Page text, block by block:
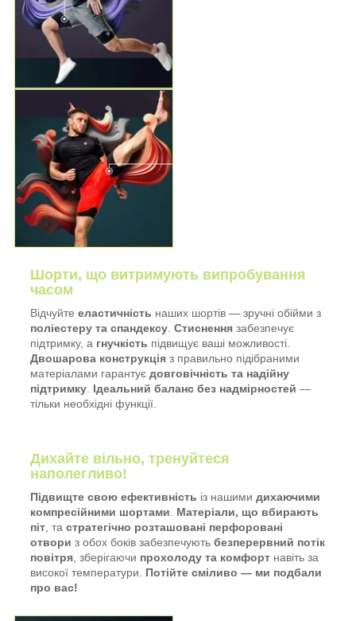
Шорти, що витримують випробування
часом
Відчуйте еластичність наших шортів — зручні обійми з
поліестеру та спандексу Стиснення забезпечує
підтримку, а гнучкість підвищує ваші можливості.
Двошарова конструкція з правильно підібраними
матеріалами гарантує довговічність та надійну
підтримку Ідеальний баланс без надмірностей —
тільки необхідні функції.
Дихайте вільно, тренуйтеся
наполегливо!
Підвищте свою ефективність із нашими дихаючими
компресійними шортами
Матеріали, що вбирають
піт , та стратегічно розташовані перфоровані
отвори з обох боків забезпечують безперервний потік
повітря , зберігаючи прохолоду та комфорт навіть за
високої температури. Потійте сміливо — ми подбали
про вас!